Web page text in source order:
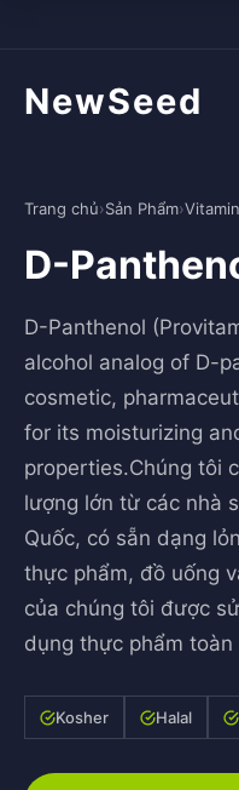
NewSeed
Trang chủ›Sản Phẩm›Vitamin
D-
D-Panthenol
alcohol analog of D-
cosmetic,
for its moisturizing
properties.Chúng tôi
lượng lớn từ các nhà
Quốc, có sẵn dạng
thực phẩm, đồ uống
của chúng tôi được
dụng thực phẩm toàn
Kosher Halal